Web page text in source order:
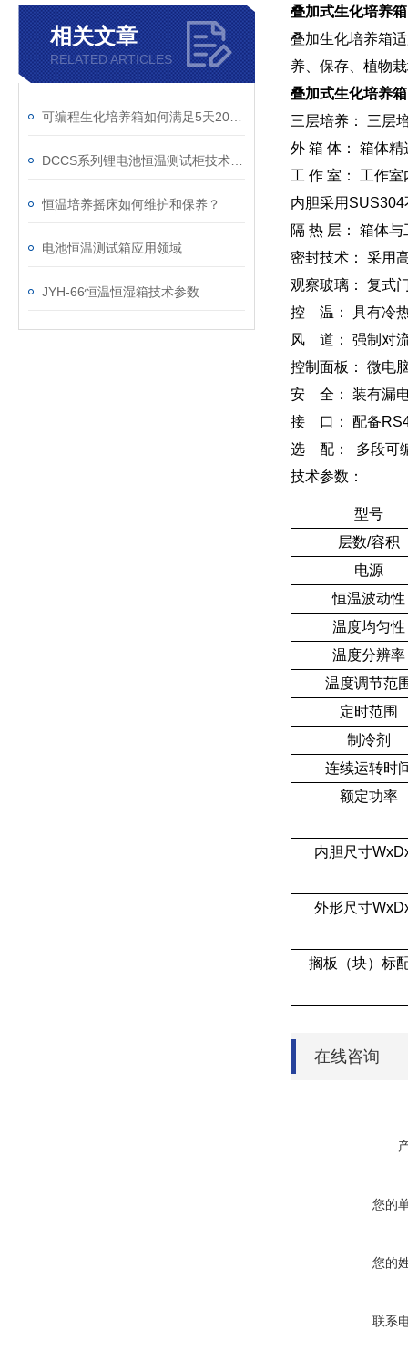
相关文章
RELATED ARTICLES
恒温培养摇床如何维护和保养？
电池恒温测试箱应用领域
JYH-66恒温恒湿箱技术参数
叠加式生化培养
叠加生化培养箱
养、保存、植物
叠加式生化培养
三层培养： 三层
外 箱 体： 箱体
工 作 室： 工作
内胆采用
隔 热 层： 箱体
密封技术： 采用
观察玻璃： 复式
控 温： 具有冷热
风 道： 强制对
控制面板： 微电
安 全： 装有漏
接 口： 配备
选 配： 多段可
技术参数：
型号
层数/容积
电源
恒温波动性
温度均匀性
温度分辨率
温度调节范
定时范围
制冷剂
连续运转时
额定功率
内胆尺寸
外形尺寸
搁板（块）标
在线咨询
您的
您的
联系